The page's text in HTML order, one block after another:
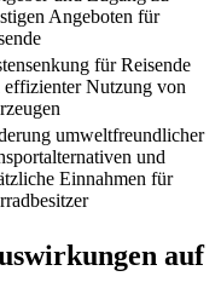
Angeboten für
für Reisende
effizienter Nutzung von
umweltfreundlicher
und
Einnahmen für
auf